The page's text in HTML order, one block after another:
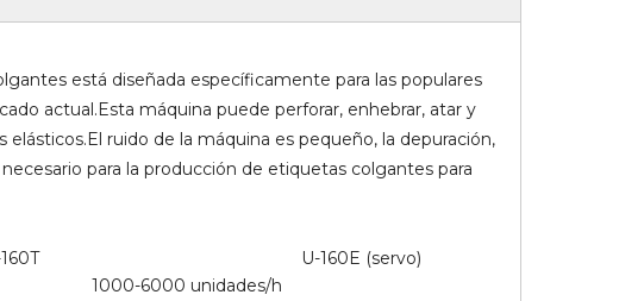
está diseñada específicamente para las populares
actual.Esta máquina puede perforar, enhebrar, atar y
ruido de la máquina es pequeño, la depuración,
para la producción de etiquetas colgantes para
U-160E (servo)
1000-6000 unidades/h